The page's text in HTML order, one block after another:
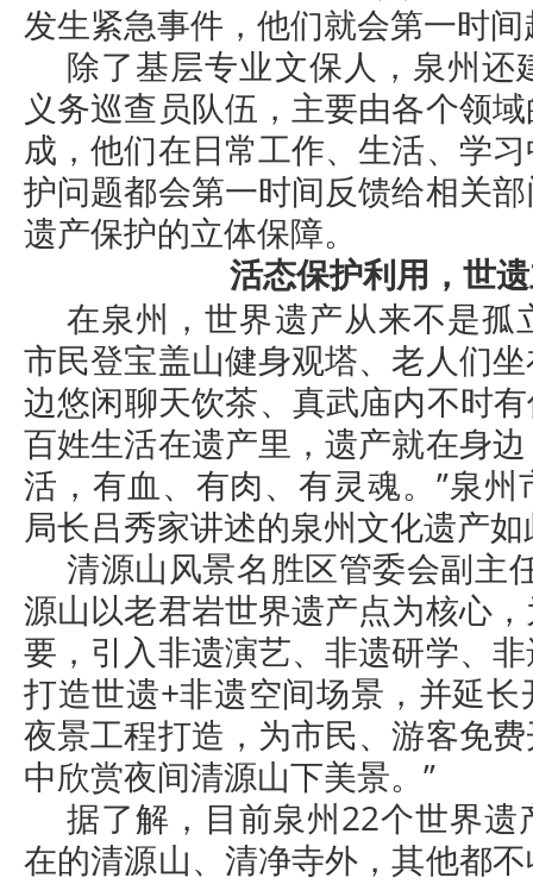
发生紧急事件，他们就会第一时
除了基层专业文保人，泉州还
义务巡查员队伍，主要由各个领
成，他们在日常工作、生活、学
护问题都会第一时间反馈给相关
遗产保护的立体保障。
活态保护利用，世
在泉州，世界遗产从来不是孤
市民登宝盖山健身观塔、老人们
边悠闲聊天饮茶、真武庙内不时
百姓生活在遗产里，遗产就在身
活，有血、有肉、有灵魂。”泉
局长吕秀家讲述的泉州文化遗产
清源山风景名胜区管委会副主
源山以老君岩世界遗产点为核心
要，引入非遗演艺、非遗研学、
打造世遗+非遗空间场景，并延
夜景工程打造，为市民、游客免
中欣赏夜间清源山下美景。”
据了解，目前泉州22个世界
在的清源山、清净寺外，其他都